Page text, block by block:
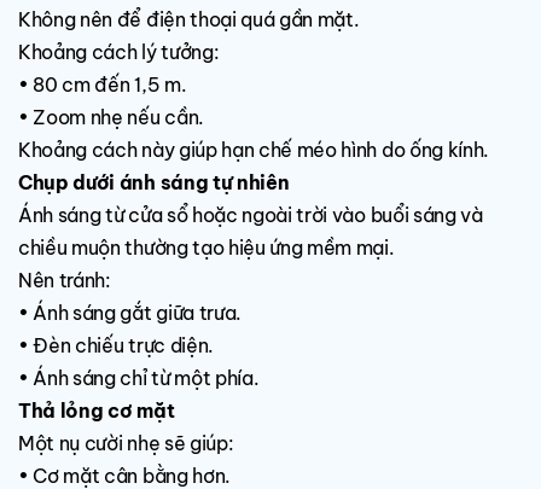
Không nên để điện thoại quá gần mặt.
Khoảng cách lý tưởng:
• 80 cm đến 1,5 m.
• Zoom nhẹ nếu cần.
Khoảng cách này giúp hạn chế méo hình do ống kính.
Chụp dưới ánh sáng tự nhiên
Ánh sáng từ cửa sổ hoặc ngoài trời vào buổi sáng và
chiều muộn thường tạo hiệu ứng mềm mại.
Nên tránh:
• Ánh sáng gắt giữa trưa.
• Đèn chiếu trực diện.
• Ánh sáng chỉ từ một phía.
Thả lỏng cơ mặt
Một nụ cười nhẹ sẽ giúp:
• Cơ mặt cân bằng hơn.